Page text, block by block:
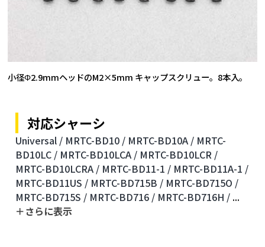
小径Φ2.9mmヘッドのM2×5mm キャップスクリュー。8本入。
対応シャーシ
Universal / MRTC-BD10 / MRTC-BD10A / MRTC-
BD10LC / MRTC-BD10LCA / MRTC-BD10LCR /
MRTC-BD10LCRA / MRTC-BD11-1 / MRTC-BD11A-1 /
MRTC-BD11US / MRTC-BD715B / MRTC-BD715O /
MRTC-BD715S / MRTC-BD716 / MRTC-BD716H / ...
＋さらに表⽰